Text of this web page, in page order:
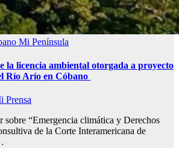
Mi Península
la licencia ambiental otorgada a proyecto
Río Arío en Cóbano
Prensa
sobre “Emergencia climática y Derechos
de la Corte Interamericana de